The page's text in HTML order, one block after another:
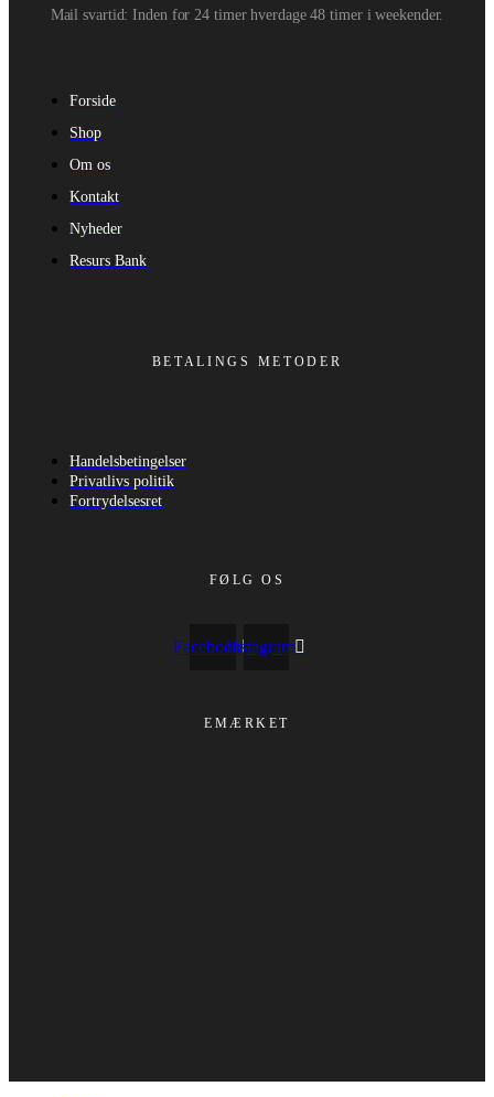
Mail svartid: Inden for 24 timer hverdage 48 timer i weekender.
Forside
Shop
Om os
Kontakt
Nyheder
Resurs Bank
BETALINGS METODER
Handelsbetingelser
Privatlivs politik
Fortrydelsesret
FØLG OS
FacebookInstagram
EMÆRKET